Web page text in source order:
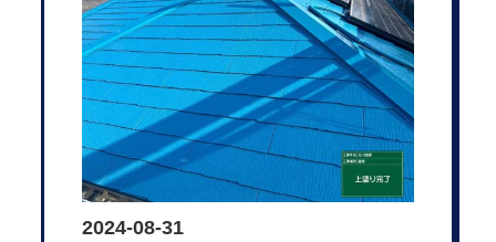
2024-08-31